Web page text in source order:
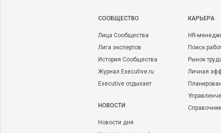
CООБЩЕСТВО
Лица Сообщества
Лига экспертов
История Сообщества
Журнал Executive.ru
Executive отдыхает
НОВОСТИ
Новости дня
КАРЬЕРА
HR-
Поиск
Рынок
Личная